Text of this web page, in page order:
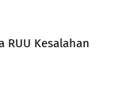
RUU Kesalahan